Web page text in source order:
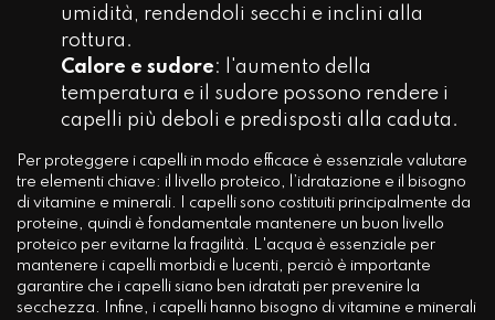
umidità, rendendoli secchi e inclini alla
rottura.
Calore e sudore: l'aumento della
temperatura e il sudore possono rendere i
capelli più deboli e predisposti alla caduta.
Per proteggere i capelli in modo efficace è essenziale valutare
tre elementi chiave: il livello proteico, l’idratazione e il bisogno
di vitamine e minerali. I capelli sono costituiti principalmente da
proteine, quindi è fondamentale mantenere un buon livello
proteico per evitarne la fragilità. L'acqua è essenziale per
mantenere i capelli morbidi e lucenti, perciò è importante
garantire che i capelli siano ben idratati per prevenire la
secchezza. Infine, i capelli hanno bisogno di vitamine e minerali